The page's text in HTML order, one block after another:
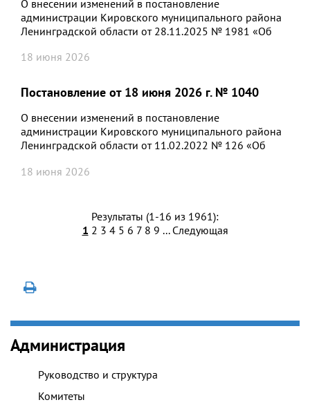
О внесении изменений в постановление
администрации Кировского муниципального района
Ленинградской области от 28.11.2025 № 1981 «Об
«Управление земельными ресурсами Кировского
18 июня 2026
Постановление от 18 июня 2026 г. № 1040
О внесении изменений в постановление
администрации Кировского муниципального района
Ленинградской области от 11.02.2022 № 126 «Об
муниципального района Ленинградской области
18 июня 2026
Результаты (1-16 из 1961):
1 2 3 4 5 6 7 8 9 ... Следующая
Администрация
Руководство и структура
Комитеты